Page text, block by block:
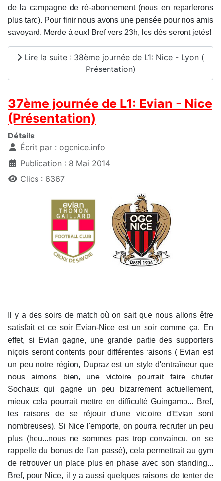
de la campagne de ré-abonnement (nous en reparlerons
plus tard). Pour finir nous avons une pensée pour nos amis
savoyard. Merde à eux! Bref vers 23h, les dés seront jetés!
Lire la suite : 38ème journée de L1: Nice - Lyon (
Présentation)
37ème journée de L1: Evian - Nice
(Présentation)
Détails
Écrit par : ogcnice.info
Publication : 8 Mai 2014
Clics : 6367
Il y a des soirs de match où on sait que nous allons être
satisfait et ce soir Evian-Nice est un soir comme ça. En
effet, si Evian gagne, une grande partie des supporters
niçois seront contents pour différentes raisons ( Evian est
un peu notre région, Dupraz est un style d'entraîneur que
nous aimons bien, une victoire pourrait faire chuter
Sochaux qui gagne un peu bizarrement actuellement,
mieux cela pourrait mettre en difficulté Guingamp... Bref,
les raisons de se réjouir d'une victoire d'Evian sont
nombreuses). Si Nice l'emporte, on pourra recruter un peu
plus (heu...nous ne sommes pas trop convaincu, on se
rappelle du bonus de l'an passé), cela permettrait au gym
de retrouver un place plus en phase avec son standing...
Bref, pour Nice, il y a aussi quelques raisons de tenter de